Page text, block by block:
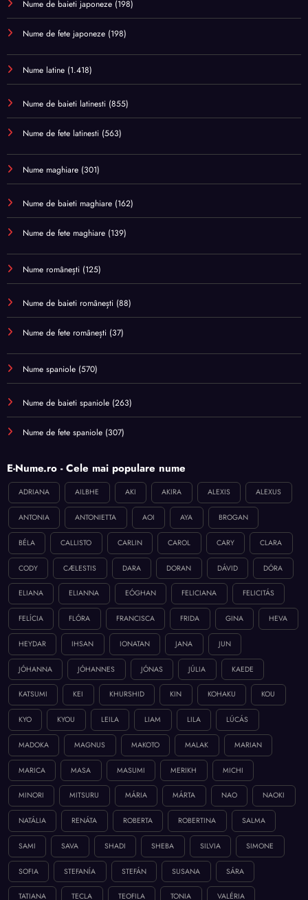
Nume de baieti japoneze (198)
Nume de fete japoneze (198)
Nume latine (1.418)
Nume de baieti latinesti (855)
Nume de fete latinesti (563)
Nume maghiare (301)
Nume de baieti maghiare (162)
Nume de fete maghiare (139)
Nume românești (125)
Nume de baieti românești (88)
Nume de fete românești (37)
Nume spaniole (570)
Nume de baieti spaniole (263)
Nume de fete spaniole (307)
E-Nume.ro - Cele mai populare nume
ADRIANA AILBHE AKI AKIRA ALEXIS ALEXUS
ANTONIA ANTONIETTA AOI AYA BROGAN
BÉLA CALLISTO CARLIN CAROL CARY CLARA
CODY CÆLESTIS DARA DORAN DÁVID DÓRA
ELIANA ELIANNA EÓGHAN FELICIANA FELICITÁS
FELÍCIA FLÓRA FRANCISCA FRIDA GINA HEVA
HEYDAR IHSAN IONATAN JANA JUN
JÓHANNA JÓHANNES JÓNAS JÚLIA KAEDE
KATSUMI KEI KHURSHID KIN KOHAKU KOU
KYO KYOU LEILA LIAM LILA LÚCÁS
MADOKA MAGNUS MAKOTO MALAK MARIAN
MARICA MASA MASUMI MERIKH MICHI
MINORI MITSURU MÁRIA MÁRTA NAO NAOKI
NATÁLIA RENÁTA ROBERTA ROBERTINA SALMA
SAMI SAVA SHADI SHEBA SILVIA SIMONE
SOFIA STEFANÍA STEFÁN SUSANA SÁRA
TATIANA TECLA TEOFILA TONIA VALÉRIA